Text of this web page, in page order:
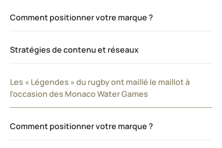
Comment positionner votre marque ?
Stratégies de contenu et réseaux
Les « Légendes » du rugby ont maillé le maillot à
l'occasion des Monaco Water Games
Comment positionner votre marque ?